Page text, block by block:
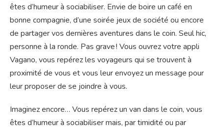
êtes d’humeur à sociabiliser. Envie de boire un café en
bonne compagnie, d’une soirée jeux de société ou encore
de partager vos dernières aventures dans le coin. Seul hic,
personne à la ronde. Pas grave ! Vous ouvrez votre appli
Vagano, vous repérez les voyageurs qui se trouvent à
proximité de vous et vous leur envoyez un message pour
leur proposer de se joindre à vous.
Imaginez encore… Vous repérez un van dans le coin, vous
êtes d’humeur à sociabiliser mais, par timidité ou par